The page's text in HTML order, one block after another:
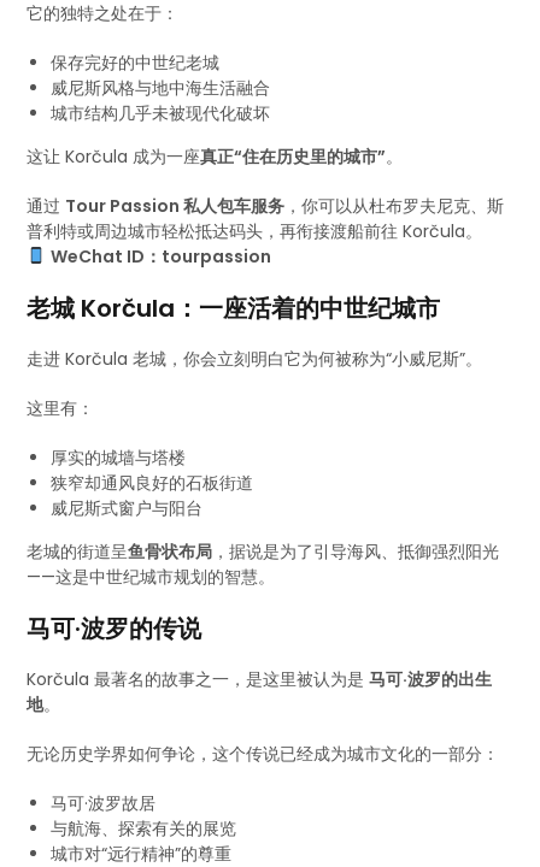
它的独特之处在于：
保存完好的中世纪老城
威尼斯风格与地中海生活融合
城市结构几乎未被现代化破坏
这让 Korčula 成为一座真正“住在历史里的城市”。
通过 Tour Passion 私人包车服务 ，你可以从杜布罗夫尼克、斯
普利特或周边城市轻松抵达码头，再衔接渡船前往 Korčula。
WeChat ID：tourpassion
老城 Korčula：一座活着的中世纪城市
走进 Korčula 老城，你会立刻明白它为何被称为“小威尼斯”。
这里有：
厚实的城墙与塔楼
狭窄却通风良好的石板街道
威尼斯式窗户与阳台
老城的街道呈鱼骨状布局 ，据说是为了引导海风、抵御强烈阳光
——这是中世纪城市规划的智慧。
马可·波罗的传说
Korčula 最著名的故事之一，是这里被认为是马可·波罗的出生
地。
无论历史学界如何争论，这个传说已经成为城市文化的一部分：
马可·波罗故居
与航海、探索有关的展览
城市对“远行精神”的尊重